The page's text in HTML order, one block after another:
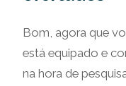
Bom, agora que
está equipado e
na hora de